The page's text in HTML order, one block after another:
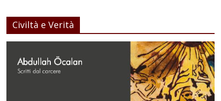
Civiltà e Verità